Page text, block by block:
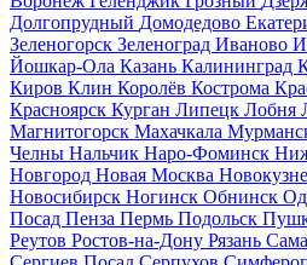
Долгопрудный Домодедово
Зеленогорск Зеленоград Иваново
Йошкар-Ола Казань Калининград
Киров Клин Королёв Кострома
Красноярск Курган Липецк Лобня
Магнитогорск Махачкала
Челны Нальчик Наро-Фоминск
Новгород Новая Москва
Новосибирск Ногинск Обнинск
Посад Пенза Пермь Подольск
Реутов Ростов-на-Дону Рязань